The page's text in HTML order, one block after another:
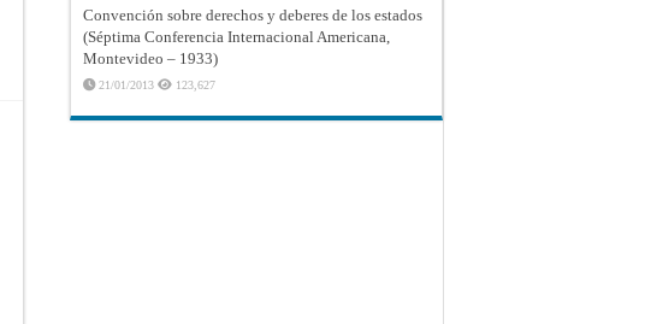
Convención sobre derechos y deberes de los estados
(Séptima Conferencia Internacional Americana,
Montevideo – 1933)
21/01/2013 123,627